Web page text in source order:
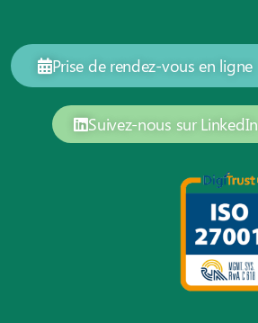
Prise de rendez-vous en ligne
Suivez-nous sur LinkedIn